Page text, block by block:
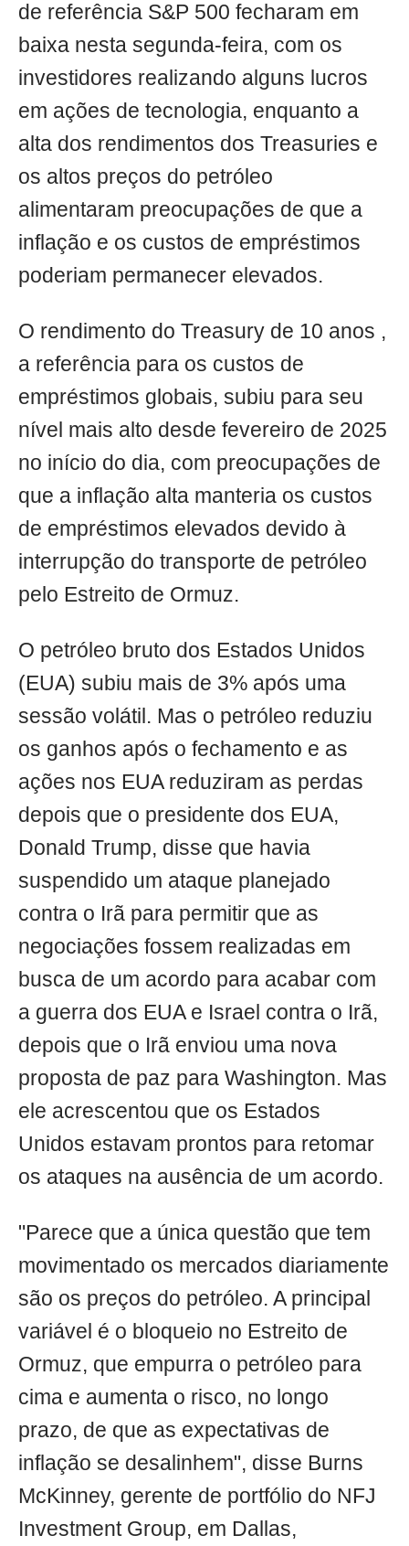
de referência S&P 500 fecharam em
baixa nesta segunda-feira, com os
investidores realizando alguns lucros
em ações de tecnologia, enquanto a
alta dos rendimentos dos Treasuries e
os altos preços do petróleo
alimentaram preocupações de que a
inflação e os custos de empréstimos
poderiam permanecer elevados.
O rendimento do Treasury de 10 anos ,
a referência para os custos de
empréstimos globais, subiu para seu
nível mais alto desde fevereiro de 2025
no início do dia, com preocupações de
que a inflação alta manteria os custos
de empréstimos elevados devido à
interrupção do transporte de petróleo
pelo Estreito de Ormuz.
O petróleo bruto dos Estados Unidos
(EUA) subiu mais de 3% após uma
sessão volátil. Mas o petróleo reduziu
os ganhos após o fechamento e as
ações nos EUA reduziram as perdas
depois que o presidente dos EUA,
Donald Trump, disse que havia
suspendido um ataque planejado
contra o Irã para permitir que as
negociações fossem realizadas em
busca de um acordo para acabar com
a guerra dos EUA e Israel contra o Irã,
depois que o Irã enviou uma nova
proposta de paz para Washington. Mas
ele acrescentou que os Estados
Unidos estavam prontos para retomar
os ataques na ausência de um acordo.
"Parece que a única questão que tem
movimentado os mercados diariamente
são os preços do petróleo. A principal
variável é o bloqueio no Estreito de
Ormuz, que empurra o petróleo para
cima e aumenta o risco, no longo
prazo, de que as expectativas de
inflação se desalinhem", disse Burns
McKinney, gerente de portfólio do NFJ
Investment Group, em Dallas,